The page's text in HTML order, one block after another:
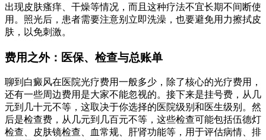
出现皮肤瘙痒、干燥等情况，而且这种疗法不宜长期不间断使
用。照光后，患者需要注意别立即洗澡，也要避免用力擦拭皮
肤，以免刺激。
费用之外：医保、检查与总账单
聊到白癜风在医院光疗费用一般多少，除了核心的光疗费用，
还有一些周边费用是大家不能忽视的。接下来是挂号费，从几
元到几十元不等，这取决于你选择的医院级别和医生级别。然
后是检查费，从几元到几百元不等，这些检查可能包括伍德灯
检查、皮肤镜检查、血常规、肝肾功能等，用于评估病情、排